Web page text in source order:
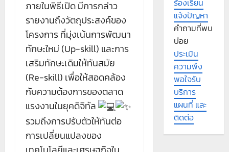
ภายในพิธีเปิด มีการกล่าว
รายงานถึงวัตถุประสงค์ของ
โครงการ ที่มุ่งเน้นการพัฒนา
ทักษะใหม่ (Up-skill) และการ
เสริมทักษะเดิมให้ทันสมัย
(Re-skill) เพื่อให้สอดคล้อง
กับความต้องการของตลาด
แรงงานในยุคดิจิทัล
รวมถึงการปรับตัวให้ทันต่อ
การเปลี่ยนแปลงของ
ร้องเรียน
แจ้งปัญหา
คำถามที่พบ
บ่อย
ประเมิน
ความพึง
พอใจรับ
บริการ
แผนที่ และ
ติดต่อ